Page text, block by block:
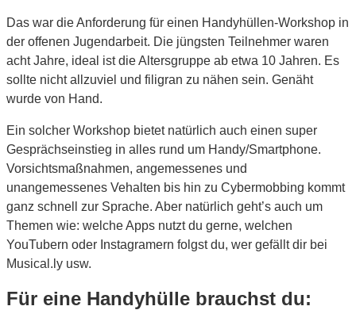
Das war die Anforderung für einen Handyhüllen-Workshop in
der offenen Jugendarbeit. Die jüngsten Teilnehmer waren
acht Jahre, ideal ist die Altersgruppe ab etwa 10 Jahren. Es
sollte nicht allzuviel und filigran zu nähen sein. Genäht
wurde von Hand.
Ein solcher Workshop bietet natürlich auch einen super
Gesprächseinstieg in alles rund um Handy/Smartphone.
Vorsichtsmaßnahmen, angemessenes und
unangemessenes Vehalten bis hin zu Cybermobbing kommt
ganz schnell zur Sprache. Aber natürlich geht’s auch um
Themen wie: welche Apps nutzt du gerne, welchen
YouTubern oder Instagramern folgst du, wer gefällt dir bei
Musical.ly usw.
Für eine Handyhülle brauchst du: